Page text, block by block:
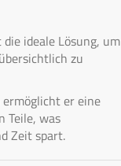
ideale Lösung, um
zu
er eine
Teile, was
Zeit spart.